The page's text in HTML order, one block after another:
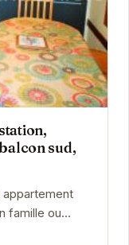
sud,
famille ou
et des...